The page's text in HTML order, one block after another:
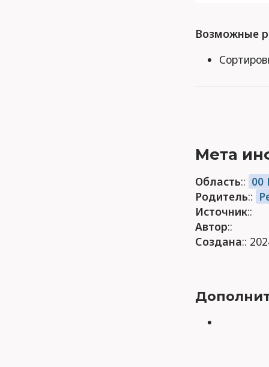
Возможные
Мета
Область:: 00
Родитель::
Источник::
Автор::
Создана::